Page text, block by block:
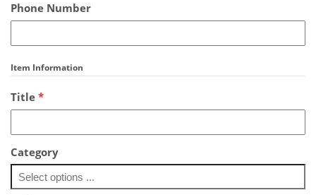
Phone Number
Item Information
Title *
Category